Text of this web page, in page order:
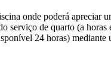
onde poderá
serviço de quarto (a horas
24 horas) mediante